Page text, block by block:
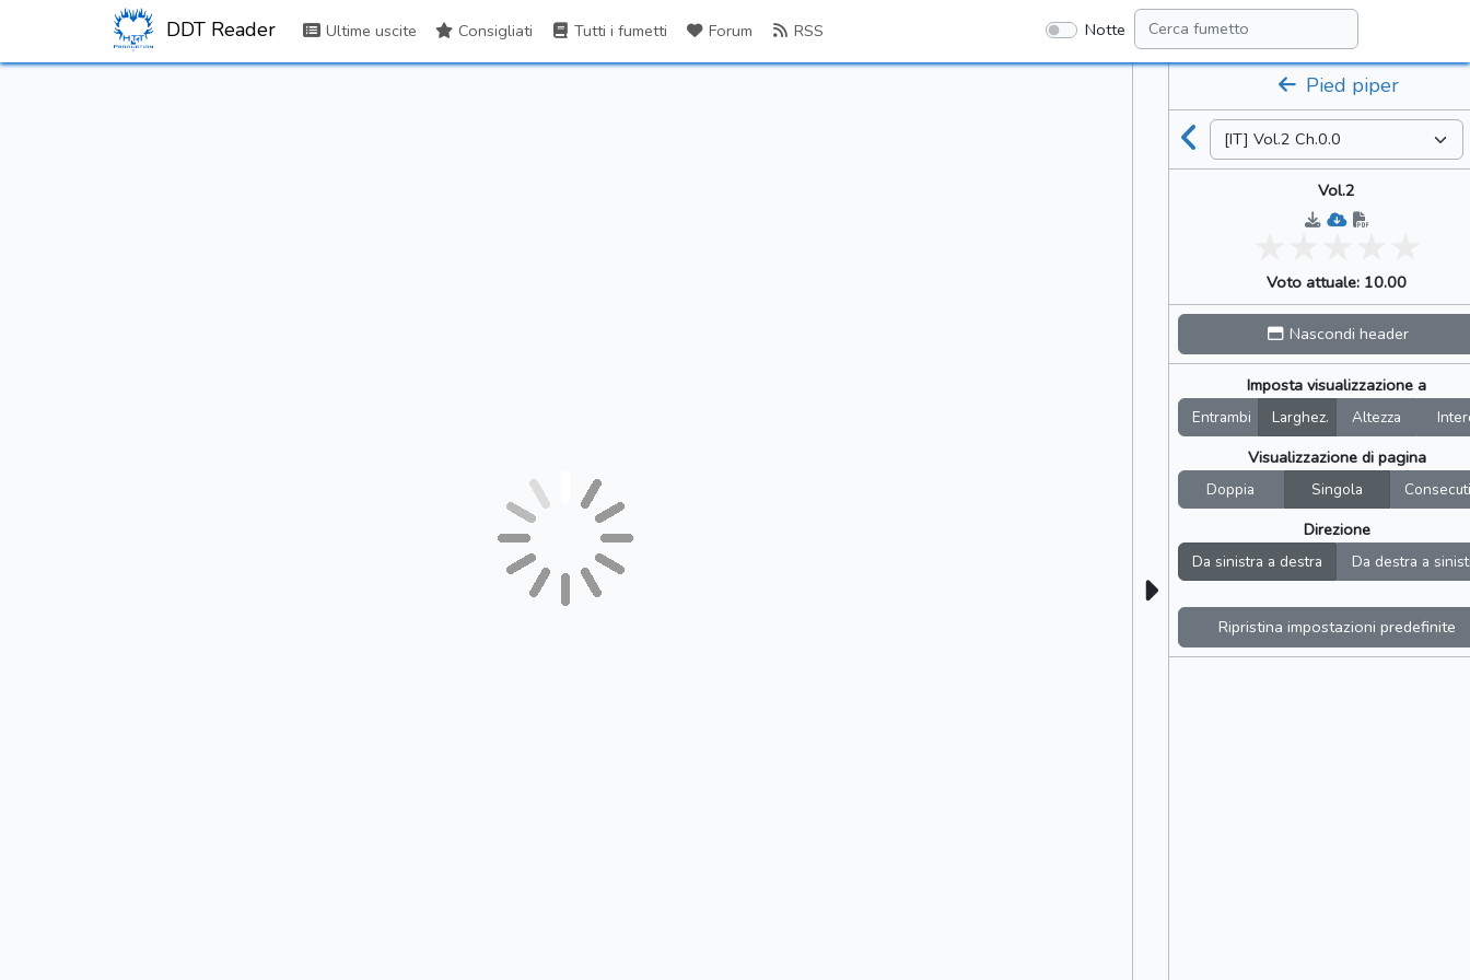
DDT Reader Ultime uscite Consigliati Tutti i fumetti Forum RSS Notte
Pied piper
Vol.2
Voto attuale: 10.00
Nascondi header
Imposta visualizzazione a
Entrambi Larghez. Altezza
Visualizzazione di pagina
Doppia Singola
Direzione
Da sinistra a destra Da destra a
Ripristina impostazioni predefinite